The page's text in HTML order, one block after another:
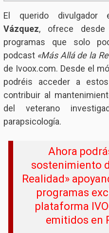
El querido divulgador
Vázquez, ofrece
programas que solo
podcast «Más Allá de la
de Ivoox.com. Desde el
podréis acceder a
contribuir al
del veterano
parapsicología.
Ahora
sostenimiento
Realidad»
programas
plataforma
emitidos en